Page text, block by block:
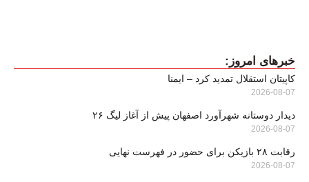
خبرهای امروز:
کاپیتان استقلال تمدید کرد – ایمنا
2026-08-07
دیدار دوستانه شهرآورد اصفهان پیش از آغاز لیگ ۲۶
2026-08-07
رقابت ۲۸ بازیکن برای حضور در فهرست نهایی
2026-08-07